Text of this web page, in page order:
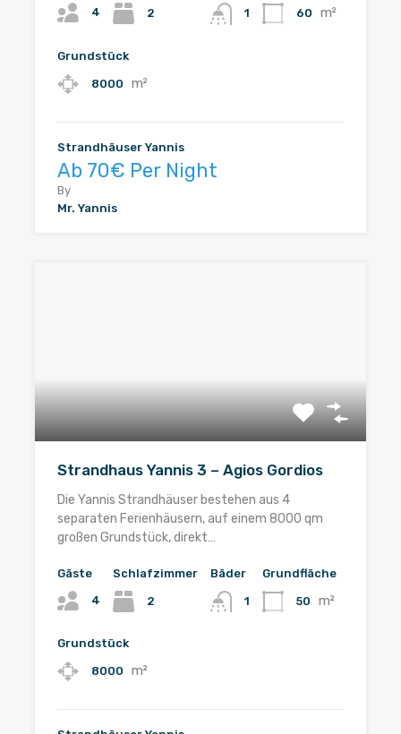
4
2 1 60 m²
Grundstück
8000 m²
Strandhäuser Yannis
Ab 70€ Per Night
By
Mr. Yannis
Strandhaus Yannis 3 – Agios Gordios
Die Yannis Strandhäuser bestehen aus 4
separaten Ferienhäusern, auf einem 8000 qm
großen Grundstück, direkt…
Gäste
4
Schlafzimmer
2
Bäder
1
Grundfläche
50 m²
Grundstück
8000 m²